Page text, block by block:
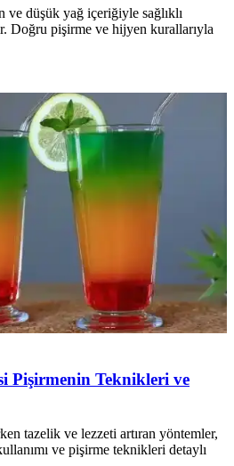
düşük yağ içeriğiyle sağlıklı
Doğru pişirme ve hijyen kurallarıyla
Pişirmenin Teknikleri ve
tazelik ve lezzeti artıran yöntemler,
ve pişirme teknikleri detaylı